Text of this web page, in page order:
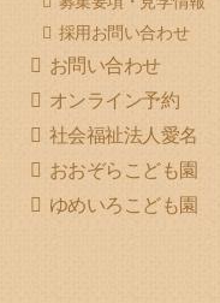
採用お問い合わせ
お問い合わせ
オンライン予約
社会福祉法人愛名
おおぞらこども園
ゆめいろこども園